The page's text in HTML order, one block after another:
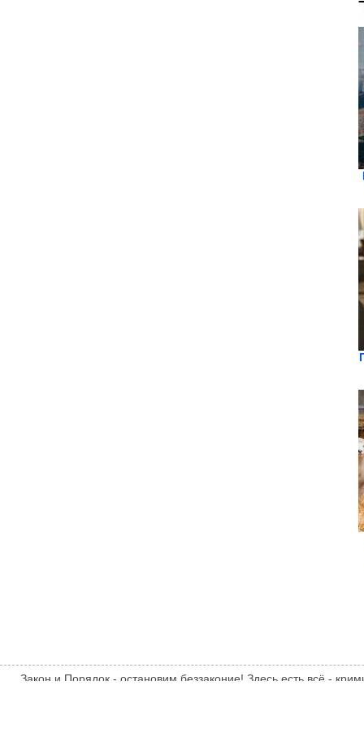
Закон и Порядок - остановим беззаконие! Здесь есть всё -